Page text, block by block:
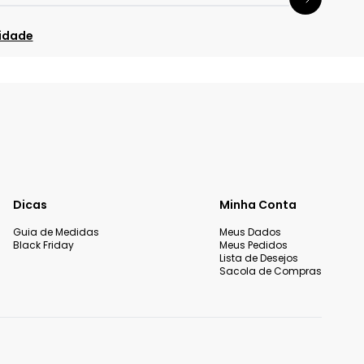
Dicas
Guia de Medidas
Black Friday
Minha Conta
Meus Dados
Meus Pedidos
Lista de Desejos
Sacola de Compras